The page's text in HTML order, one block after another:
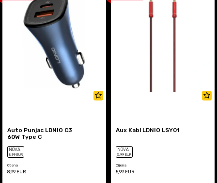
Auto Punjac LDNIO C3
60W Type C
NOVA
8,99 EUR
Cijena
8,99 EUR
Aux Kabl LDNIO LSY01
NOVA
5,99 EUR
Cijena
5,99 EUR